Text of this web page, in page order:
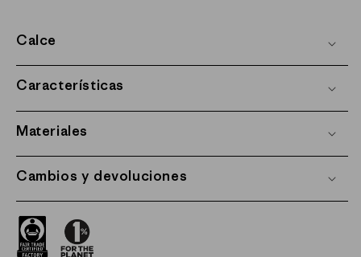
Calce
Características
Materiales
Cambios y devoluciones